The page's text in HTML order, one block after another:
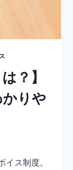
？】
りや
ス制度。